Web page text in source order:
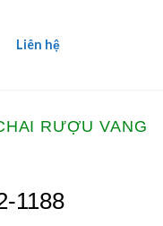
Liên hệ
RƯỢU VANG
1188